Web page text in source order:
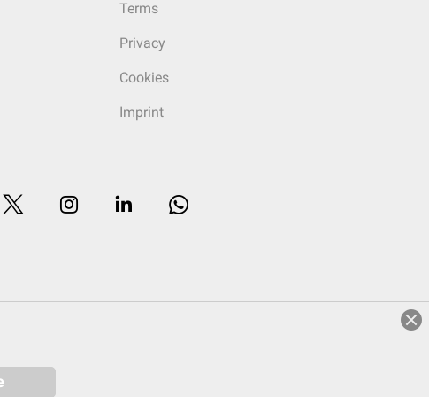
Terms
Privacy
Cookies
Imprint